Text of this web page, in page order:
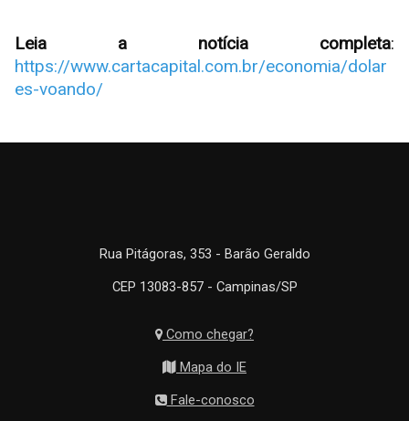
Leia a notícia completa:
https://www.cartacapital.com.br/economia/dolar
es-voando/
Rua Pitágoras, 353 - Barão Geraldo
CEP 13083-857 - Campinas/SP
Como chegar?
Mapa do IE
Fale-conosco